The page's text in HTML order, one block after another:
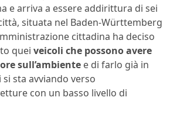
e arriva a essere addirittura di sei
situata nel Baden-Württemberg
cittadina ha deciso
quei veicoli che possono avere
sull’ambiente e di farlo già in
sta avviando verso
con un basso livello di